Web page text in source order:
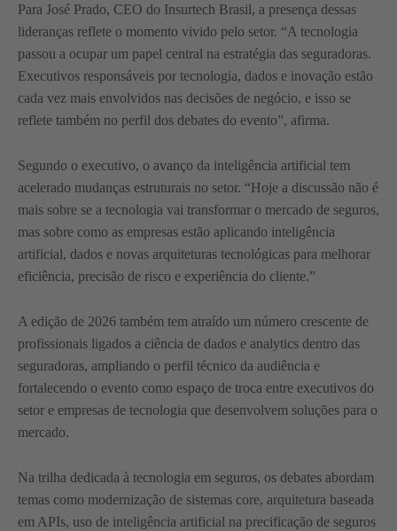
Para José Prado, CEO do Insurtech Brasil, a presença dessas
lideranças reflete o momento vivido pelo setor. “A tecnologia
passou a ocupar um papel central na estratégia das seguradoras.
Executivos responsáveis por tecnologia, dados e inovação estão
cada vez mais envolvidos nas decisões de negócio, e isso se
reflete também no perfil dos debates do evento”, afirma.
Segundo o executivo, o avanço da inteligência artificial tem
acelerado mudanças estruturais no setor. “Hoje a discussão não é
mais sobre se a tecnologia vai transformar o mercado de seguros,
mas sobre como as empresas estão aplicando inteligência
artificial, dados e novas arquiteturas tecnológicas para melhorar
eficiência, precisão de risco e experiência do cliente.”
A edição de 2026 também tem atraído um número crescente de
profissionais ligados a ciência de dados e analytics dentro das
seguradoras, ampliando o perfil técnico da audiência e
fortalecendo o evento como espaço de troca entre executivos do
setor e empresas de tecnologia que desenvolvem soluções para o
mercado.
Na trilha dedicada à tecnologia em seguros, os debates abordam
temas como modernização de sistemas core, arquitetura baseada
em APIs, uso de inteligência artificial na precificação de seguros